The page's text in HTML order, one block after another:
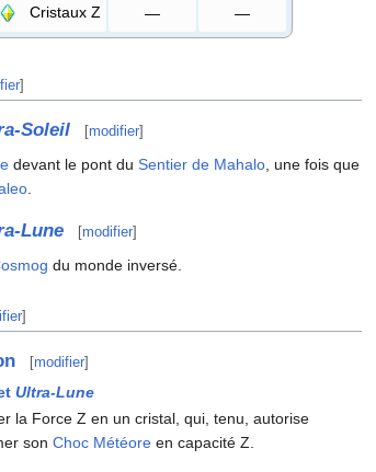
Cristaux Z — —
]
Soleil [modifier]
devant le pont du Sentier de Mahalo , une fois que
Lune [modifier]
du monde inversé.
]
[modifier]
Ultra-Lune
la Force Z en un cristal, qui, tenu, autorise
sonChoc Météore en capacité Z.